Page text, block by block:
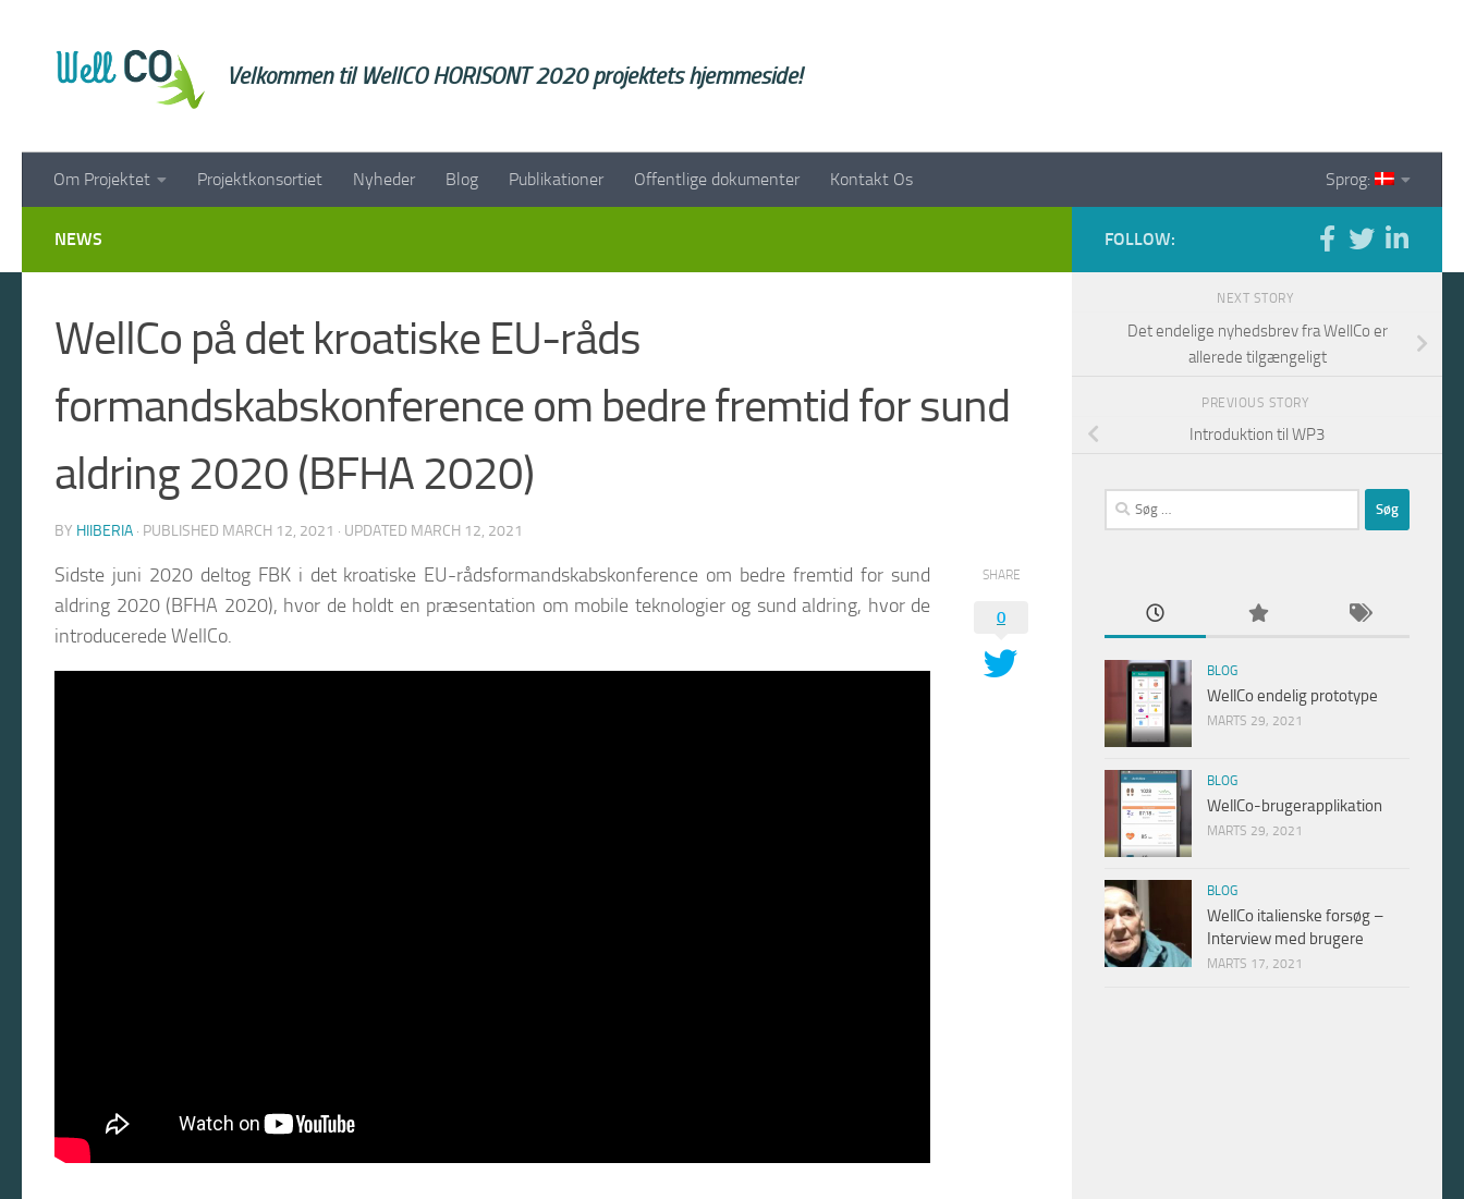
Velkommen til WellCO HORISONT 2020 projektets hjemmeside!
Om Projektet Projektkonsortiet Nyheder Blog Publikationer Offentlige dokumenter Kontakt Os Sprog:
NEWS
WellCo på det kroatiske EU-råds
formandskabskonference om bedre fremtid for sund
aldring 2020 (BFHA 2020)
BY HIIBERIA · PUBLISHED MARCH 12, 2021 · UPDATED MARCH 12, 2021
Sidste juni 2020 deltog FBK i det kroatiske EU-rådsformandskabskonference om bedre fremtid for sund
aldring 2020 (BFHA 2020), hvor de holdt en præsentation om mobile teknologier og sund aldring, hvor de
introducerede WellCo.
SHARE
0
FOLLOW:
NEXT STORY
Det endelige nyhedsbrev fra WellCo er
allerede tilgængeligt
PREVIOUS STORY
Introduktion til WP3
Søg
efter:
BLOG
WellCo endelig prototype
MARTS 29, 2021
BLOG
WellCo-brugerapplikation
MARTS 29, 2021
BLOG
WellCo italienske forsøg –
Interview med brugere
MARTS 17, 2021